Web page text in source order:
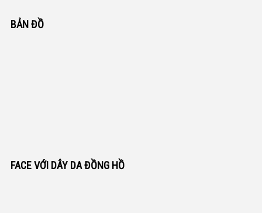
BẢN ĐỒ
FACE VỚI DÂY DA ĐỒNG HỒ